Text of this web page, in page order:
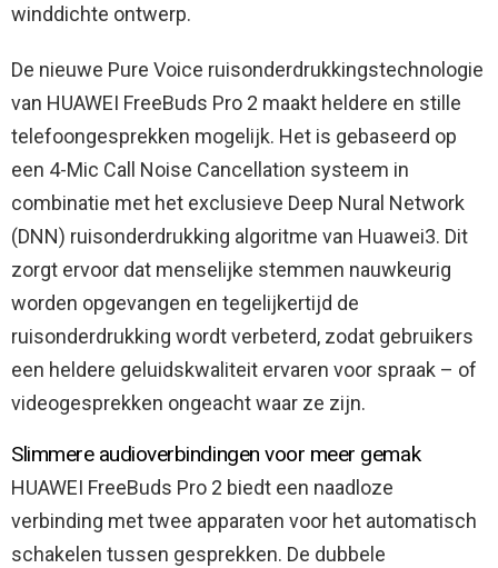
winddichte ontwerp.
De nieuwe Pure Voice ruisonderdrukkingstechnologie
van HUAWEI FreeBuds Pro 2 maakt heldere en stille
telefoongesprekken mogelijk. Het is gebaseerd op
een 4-Mic Call Noise Cancellation systeem in
combinatie met het exclusieve Deep Nural Network
(DNN) ruisonderdrukking algoritme van Huawei3. Dit
zorgt ervoor dat menselijke stemmen nauwkeurig
worden opgevangen en tegelijkertijd de
ruisonderdrukking wordt verbeterd, zodat gebruikers
een heldere geluidskwaliteit ervaren voor spraak – of
videogesprekken ongeacht waar ze zijn.
Slimmere audioverbindingen voor meer gemak
HUAWEI FreeBuds Pro 2 biedt een naadloze
verbinding met twee apparaten voor het automatisch
schakelen tussen gesprekken. De dubbele